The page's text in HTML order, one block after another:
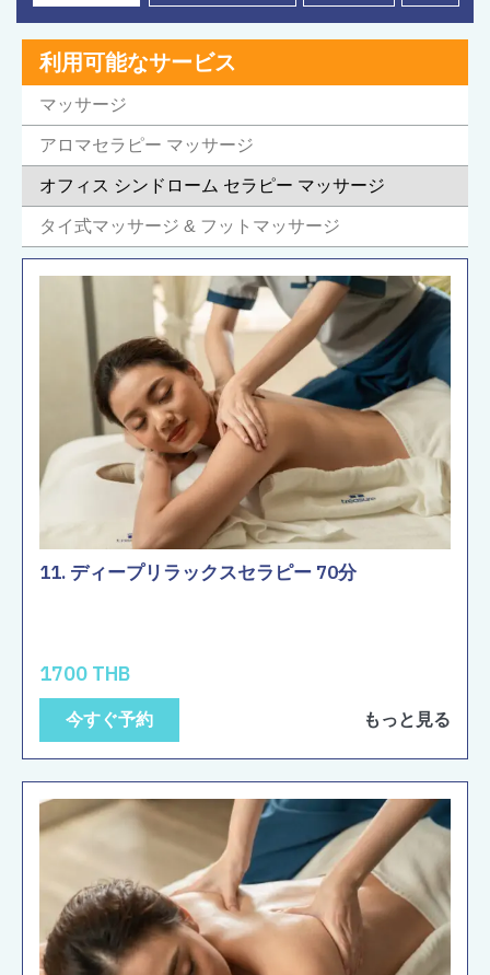
利用可能なサービス
マッサージ
アロマセラピー マッサージ
オフィス シンドローム セラピー マッサージ
タイ式マッサージ & フットマッサージ
11. ディープリラックスセラピー 70分
1700 THB
今すぐ予約 もっと見る